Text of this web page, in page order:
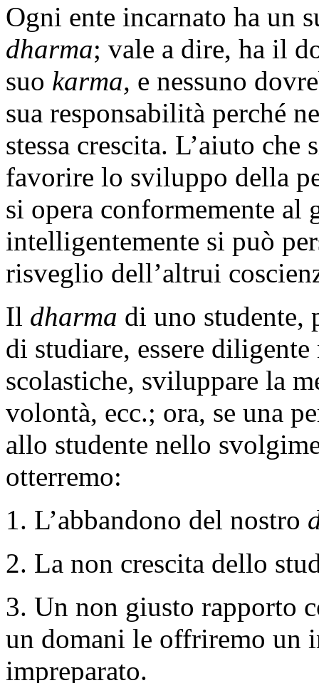
Ogni ente incarnato ha un
dharma; vale a dire, ha il
suo karma, e nessuno
sua responsabilità perché
stessa crescita. L’aiuto
favorire lo sviluppo della
si opera conformemente al
intelligentemente si può
risveglio dell’altrui
Il dharma di uno studente,
di studiare, essere
scolastiche, sviluppare la
volontà, ecc.; ora, se una
allo studente nello
otterremo:
1. L’abbandono del nostro
2. La non crescita dello
3. Un non giusto rapporto
un domani le offriremo un
impreparato.